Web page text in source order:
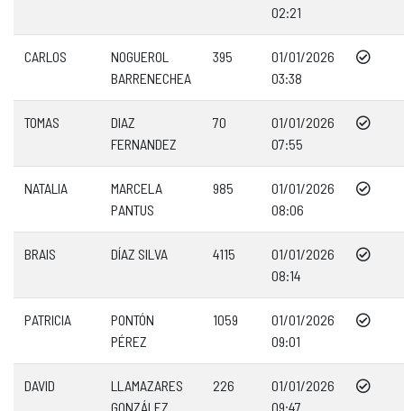
02:21
CARLOS
NOGUEROL
BARRENECHEA
395
01/01/2026
03:38
TOMAS
DIAZ
FERNANDEZ
70
01/01/2026
07:55
NATALIA
MARCELA
PANTUS
985
01/01/2026
08:06
BRAIS DÍAZ SILVA 4115
01/01/2026
08:14
PATRICIA
PONTÓN
PÉREZ
1059
01/01/2026
09:01
DAVID
LLAMAZARES
GONZÁLEZ
226
01/01/2026
09:47